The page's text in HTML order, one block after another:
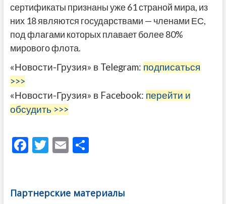
сертификаты признаны уже 61 страной мира, из
них 18 являются государствами — членами ЕС,
под флагами которых плавает более 80%
мирового флота.
«Новости-Грузия» в Telegram: подписаться
>>>
«Новости-Грузия» в Facebook: перейти и
обсудить >>>
F
b
T
er
E
l
О
а
Партнерские материалы